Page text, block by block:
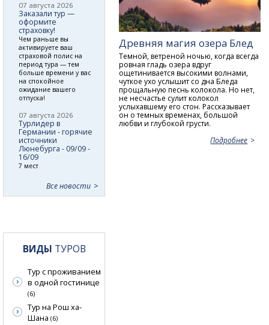
Древняя магия озера Блед
Темной, ветреной ночью, когда всегда
ровная гладь озера вдруг
ощетинивается высокими волнами,
чуткое ухо услышит со дна Бледа
прощальную песнь колокола. Но нет,
не несчастье сулит колокол
услыхавшему его стон. Рассказывает
он о темных временах, большой
любви и глубокой грусти.
Подробнее
07 августа 2026
Заказали тур —
оформите
страховку!
Чем раньше вы
активируете ваш
страховой полис на
период тура — тем
больше времени у вас
на спокойное
ожидание вашего
отпуска!
07 августа 2026
Турлидер в
Германии - горячие
источники
Люнебурга - 09/09 -
16/09
7 мест
Все новости
ВИДЫ ТУРОВ
Тур с проживанием
в одной гостинице
(6)
Тур на Рош ха-
Шана (6)